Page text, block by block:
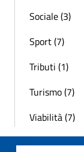
Sociale (3)
Sport (7)
Tributi (1)
Turismo (7)
Viabilità (7)